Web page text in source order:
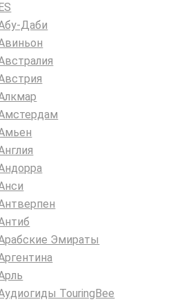
Даби
Эмираты
TouringBee